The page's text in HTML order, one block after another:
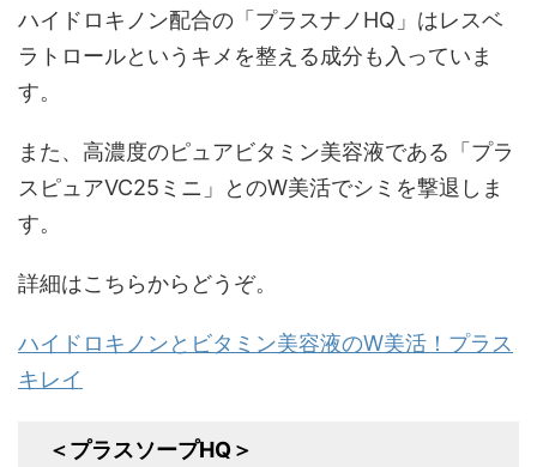
ハイドロキノン配合の「プラスナノHQ」はレスベ
ラトロールというキメを整える成分も入っていま
す。
また、高濃度のピュアビタミン美容液である「プラ
スピュアVC25ミニ」とのW美活でシミを撃退しま
す。
詳細はこちらからどうぞ。
ハイドロキノンとビタミン美容液のW美活！プラス
キレイ
＜プラスソープHQ＞